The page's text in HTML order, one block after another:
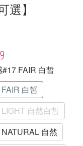
選】
#17 FAIR 白皙
白皙
自然白皙
自然